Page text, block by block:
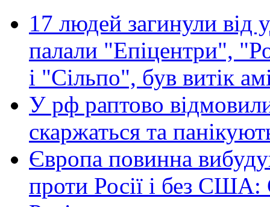
17 людей загинули від
палали "Епіцентри",
і "Сільпо", був витік
У рф раптово
скаржаться та
Європа повинна
проти Росії і без США: